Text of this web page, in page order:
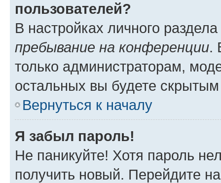
пользователей?
В настройках личного
пребывание на конференции.
только администраторам,
остальных вы будете
Вернуться к началу
Я забыл пароль!
Не паникуйте! Хотя пароль
получить новый. Перейдите